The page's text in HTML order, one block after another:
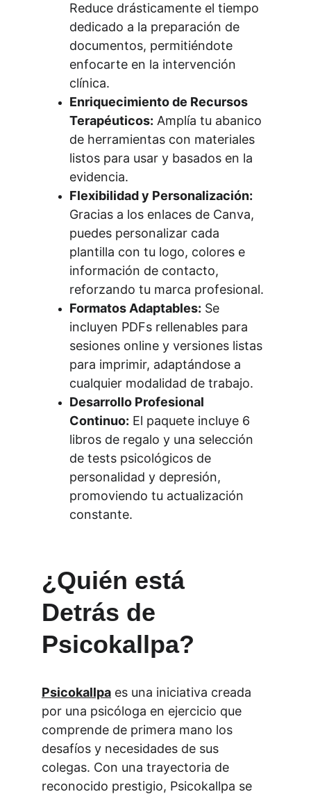
Reduce drásticamente el tiempo
dedicado a la preparación de
documentos, permitiéndote
enfocarte en la intervención
clínica.
Enriquecimiento de Recursos
Terapéuticos: Amplía tu abanico
de herramientas con materiales
listos para usar y basados en la
evidencia.
Flexibilidad y Personalización:
Gracias a los enlaces de Canva,
puedes personalizar cada
plantilla con tu logo, colores e
información de contacto,
reforzando tu marca profesional.
Formatos Adaptables: Se
incluyen PDFs rellenables para
sesiones online y versiones listas
para imprimir, adaptándose a
cualquier modalidad de trabajo.
Desarrollo Profesional
Continuo: El paquete incluye 6
libros de regalo y una selección
de tests psicológicos de
personalidad y depresión,
promoviendo tu actualización
constante.
¿Quién está
Detrás de
Psicokallpa?
Psicokallpa es una iniciativa creada
por una psicóloga en ejercicio que
comprende de primera mano los
desafíos y necesidades de sus
colegas. Con una trayectoria de
reconocido prestigio, Psicokallpa se